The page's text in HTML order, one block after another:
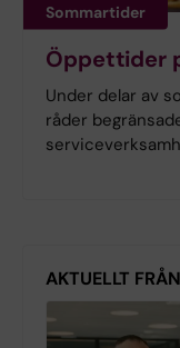
Sommartider
Öppettider
Under delar av
råder
AKTUELLT